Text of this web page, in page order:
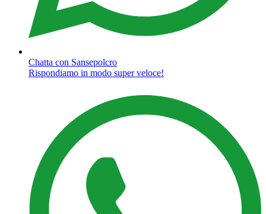
Chatta con Sansepolcro
Rispondiamo in modo super veloce!